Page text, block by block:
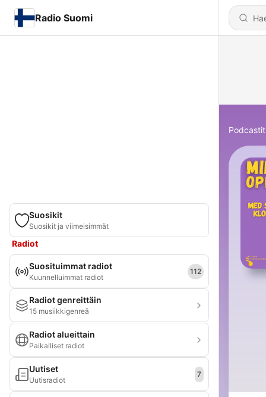
Radio Suomi
Suosikit
Suosikit ja viimeisimmät
Radiot
Suosituimmat radiot
Kuunnelluimmat radiot
112
Radiot genreittäin
15 musiikkigenreä
Radiot alueittain
Paikalliset radiot
Uutiset
Uutisradiot
7
Podcastit